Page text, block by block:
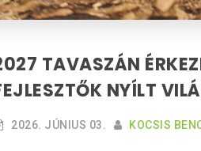
TAVASZÁN
NYÍLT
2026. JÚNIUS 03. KOCSIS